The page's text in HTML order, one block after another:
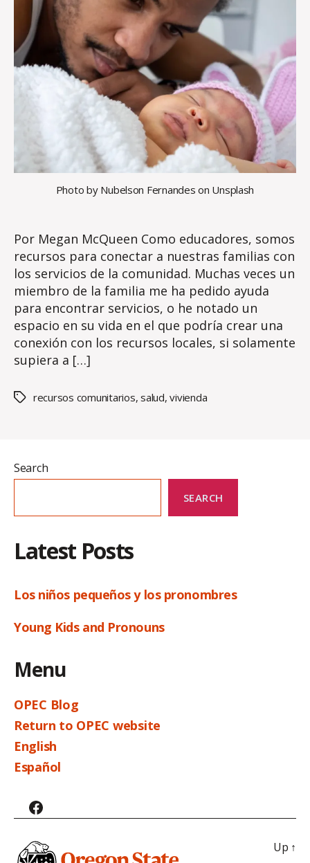
n
Photo by Nubelson Fernandes on Unsplash
Por Megan McQueen Como educadores, somos
recursos para conectar a nuestras familias con
los servicios de la comunidad. Muchas veces un
miembro de la familia me ha pedido ayuda
para encontrar servicios, o he notado un
espacio en su vida en el que podría crear una
conexión con los recursos locales, si solamente
supiera a […]
Tagsrecursos comunitarios,salud,vivienda
Search
SEARCH
Latest Posts
Los niños pequeños y los pronombres
Young Kids and Pronouns
Menu
OPEC Blog
Return to OPEC website
English
Español
Facebook
Up ↑